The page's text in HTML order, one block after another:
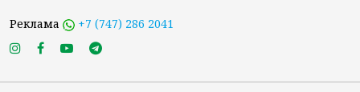
Реклама +7 (747) 286 2041